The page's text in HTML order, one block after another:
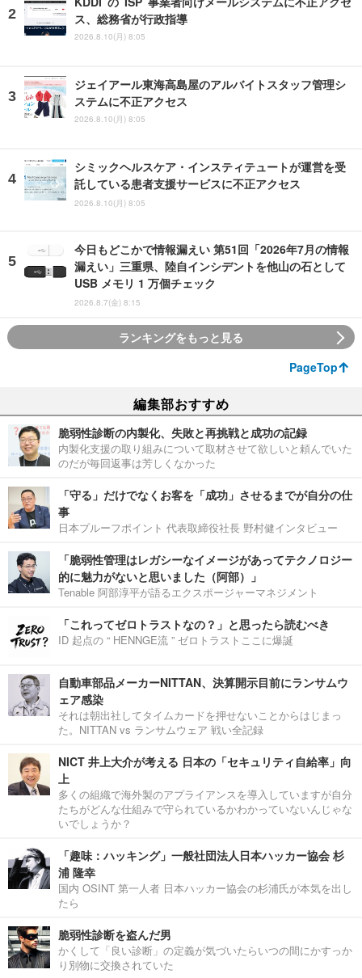
ス、総務省が行政指導
2026.8.10(月) 8:05
ジェイアール東海高島屋のアルバイトスタッフ管理シ
ステムに不正アクセス
2026.8.10(月) 8:05
シミックヘルスケア・インスティテュートが運営を受
託している患者支援サービスに不正アクセス
2026.8.10(月) 8:05
今日もどこかで情報漏えい 第51回「2026年7月の情報
漏えい」三重県、陸自インシデントを他山の石として
USB メモリ 1 万個チェック
2026.8.7(金) 8:15
ランキングをもっと見る
PageTop
編集部おすすめ
脆弱性診断の内製化、失敗と再挑戦と成功の記録
内製化支援の取り組みについて取材させて欲しいと頼んでいた
のだが毎回返事は芳しくなかった
「守る」だけでなくお客を「成功」させるまでが自分の仕
事
日本プルーフポイント 代表取締役社長 野村健インタビュー
「脆弱性管理はレガシーなイメージがあってテクノロジー
的に魅力がないと思いました（阿部）」
Tenable 阿部淳平が語るエクスポージャーマネジメント
「これってゼロトラストなの？」と思ったら読むべき
ID 起点の “ HENNGE流 ” ゼロトラストここに爆誕
自動車部品メーカーNITTAN、決算開示目前にランサムウ
ェア感染
それは朝出社してタイムカードを押せないことからはじまっ
た。NITTAN vs ランサムウェア 戦い全記録
NICT 井上大介が考える 日本の「セキュリティ自給率」向
上
多くの組織で海外製のアプライアンスを導入していますが自分
たちがどんな仕組みで守られているかわかっていないんじゃな
いでしょうか？
「趣味：ハッキング」一般社団法人日本ハッカー協会 杉
浦 隆幸
国内 OSINT 第一人者 日本ハッカー協会の杉浦氏が本気を出し
たら
脆弱性診断を盗んだ男
かくして「良い診断」の定義が気づいたらいつの間にかすっか
り別物に交換されていた